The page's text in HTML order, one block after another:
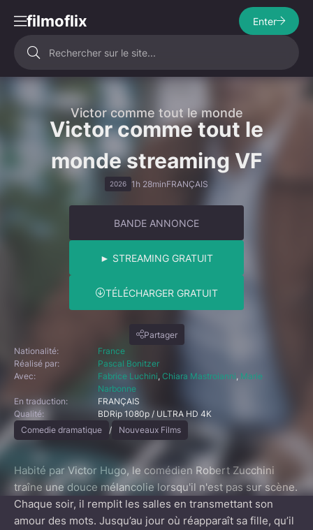
filmoflix Enter
Victor comme tout le monde
Victor comme tout le
monde streaming VF
2026 1h 28minFRANÇAIS
BANDE ANNONCE
► STREAMING GRATUIT
TÉLÉCHARGER GRATUIT
Partager
Nationalité:
France
Réalisé par:
Pascal Bonitzer
Avec:
Fabrice Luchini, Chiara Mastroianni, Marie
Narbonne
En traduction:
FRANÇAIS
Qualité:
BDRip 1080p / ULTRA HD 4K
Comedie dramatique
/ Nouveaux Films
Habité par Victor Hugo, le comédien Robert Zucchini
traîne une douce mélancolie lorsqu'il n'est pas sur scène.
Chaque soir, il remplit les salles en transmettant son
amour des mots. Jusqu’au jour où réapparaît sa fille, qu’il